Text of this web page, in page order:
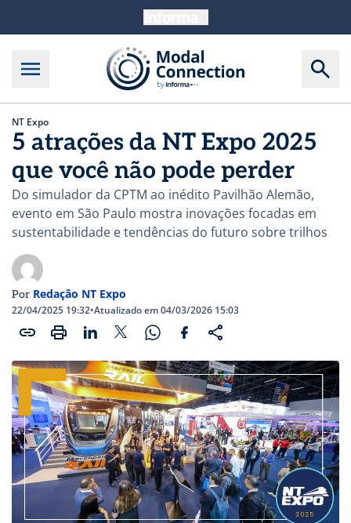
NT Expo
5 atrações da NT Expo 2025
que você não pode perder
Do simulador da CPTM ao inédito Pavilhão Alemão,
evento em São Paulo mostra inovações focadas em
sustentabilidade e tendências do futuro sobre trilhos
Por Redação NT Expo
22/04/2025 19:32•Atualizado em 04/03/2026 15:03